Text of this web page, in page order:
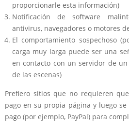
proporcionarle esta información)
Notificación de software
antivirus, navegadores o motores
El comportamiento sospechoso
carga muy larga puede ser una
en contacto con un servidor de
de las escenas)
Prefiero sitios que no requieren
pago en su propia página y luego
pago (por ejemplo, PayPal) para